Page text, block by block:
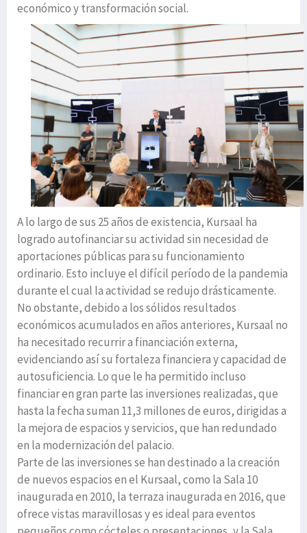
económico y transformación social.
A lo largo de sus 25 años de existencia, Kursaal ha
logrado autofinanciar su actividad sin necesidad de
aportaciones públicas para su funcionamiento
ordinario. Esto incluye el difícil período de la pandemia
durante el cual la actividad se redujo drásticamente.
No obstante, debido a los sólidos resultados
económicos acumulados en años anteriores, Kursaal no
ha necesitado recurrir a financiación externa,
evidenciando así su fortaleza financiera y capacidad de
autosuficiencia. Lo que le ha permitido incluso
financiar en gran parte las inversiones realizadas, que
hasta la fecha suman 11,3 millones de euros, dirigidas a
la mejora de espacios y servicios, que han redundado
en la modernización del palacio.
Parte de las inversiones se han destinado a la creación
de nuevos espacios en el Kursaal, como la Sala 10
inaugurada en 2010, la terraza inaugurada en 2016, que
ofrece vistas maravillosas y es ideal para eventos